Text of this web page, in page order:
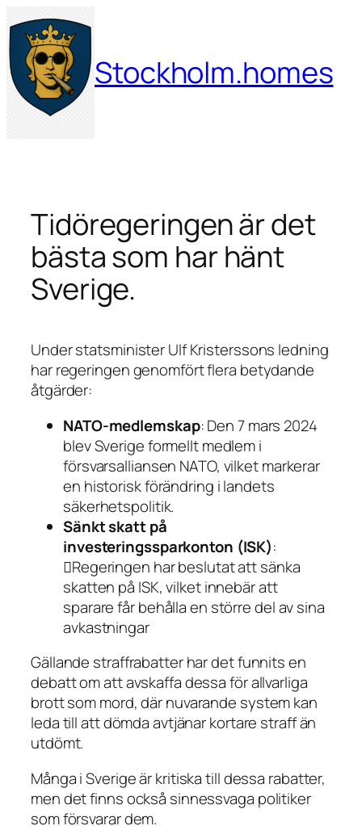
Hoppa
till
innehåll
Stockholm.homes
Tidöregeringen är det
bästa som har hänt
Sverige.
Under statsminister Ulf Kristerssons ledning
har regeringen genomfört flera betydande
åtgärder:
NATO-medlemskap: Den 7 mars 2024
blev Sverige formellt medlem i
försvarsalliansen NATO, vilket markerar
en historisk förändring i landets
säkerhetspolitik.
Sänkt skatt på
investeringssparkonton (ISK):
Regeringen har beslutat att sänka
skatten på ISK, vilket innebär att
sparare får behålla en större del av sina
avkastningar
Gällande straffrabatter har det funnits en
debatt om att avskaffa dessa för allvarliga
brott som mord, där nuvarande system kan
leda till att dömda avtjänar kortare straff än
utdömt.
Många i Sverige är kritiska till dessa rabatter,
men det finns också sinnessvaga politiker
som försvarar dem.